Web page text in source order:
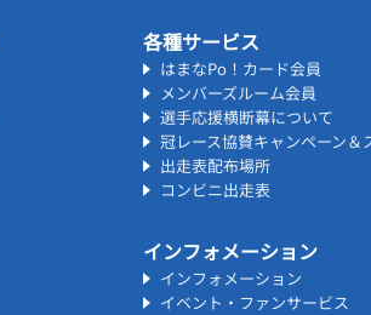
各種サービス
はまなPo！カード会員
メンバーズルーム会員
選手応援横断幕について
冠レース協賛キャンペーン＆
出走表配布場所
コンビニ出走表
インフォメーション
インフォメーション
イベント・ファンサービス